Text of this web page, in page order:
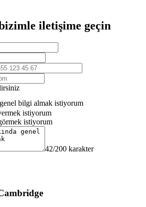
iletişime geçin
bilgi almak istiyorum
istiyorum
istiyorum
42/200 karakter